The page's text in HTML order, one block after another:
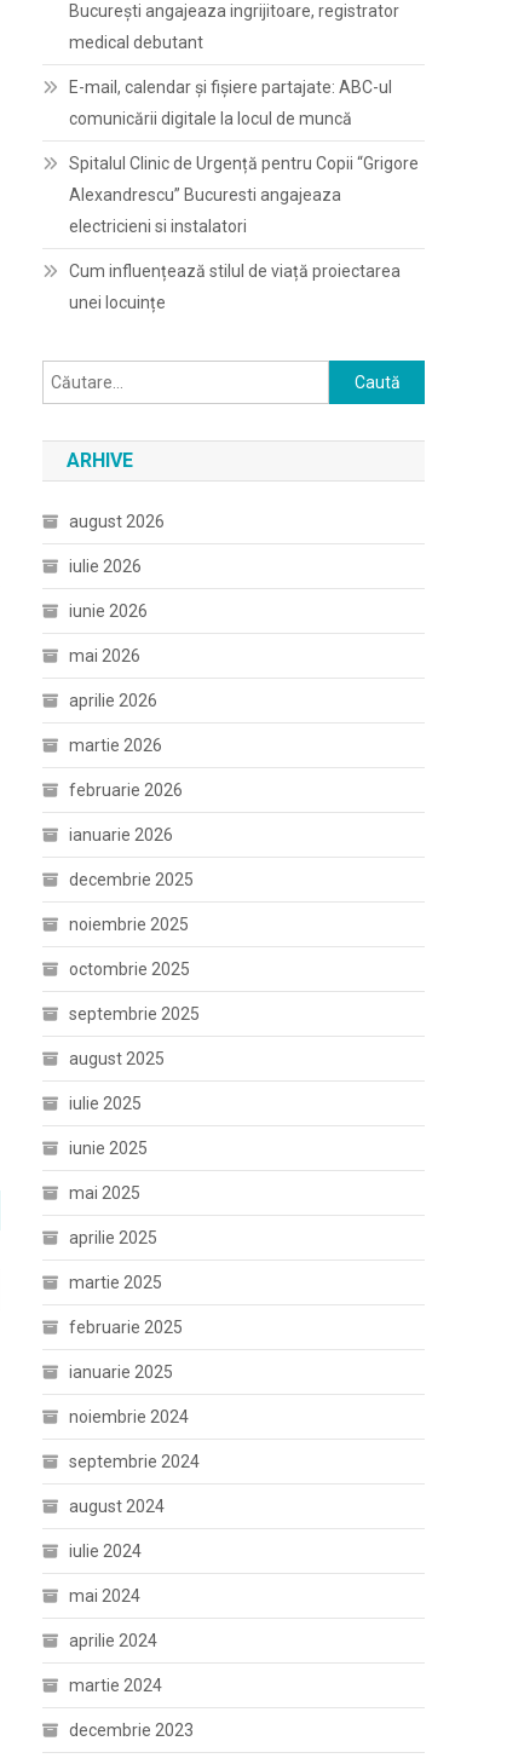
București angajeaza ingrijitoare, registrator
medical debutant
E-mail, calendar şi fişiere partajate: ABC-ul
comunicării digitale la locul de muncă
Spitalul Clinic de Urgență pentru Copii “Grigore
Alexandrescu” Bucuresti angajeaza
electricieni si instalatori
Cum influențează stilul de viață proiectarea
unei locuințe
Caută
după:
ARHIVE
august 2026
iulie 2026
iunie 2026
mai 2026
aprilie 2026
martie 2026
februarie 2026
ianuarie 2026
decembrie 2025
noiembrie 2025
octombrie 2025
septembrie 2025
august 2025
iulie 2025
iunie 2025
mai 2025
aprilie 2025
martie 2025
februarie 2025
ianuarie 2025
noiembrie 2024
septembrie 2024
august 2024
iulie 2024
mai 2024
aprilie 2024
martie 2024
decembrie 2023